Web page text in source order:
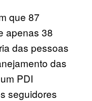
que 87
apenas 38
das pessoas
das
PDI
seguidores